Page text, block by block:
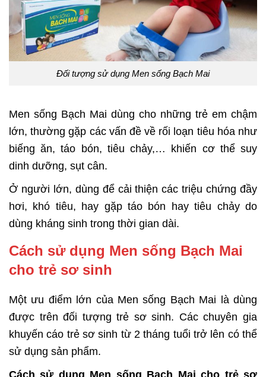
Đối tượng sử dụng Men sống Bạch Mai
Men sống Bạch Mai dùng cho những trẻ em chậm
lớn, thường gặp các vấn đề về rối loạn tiêu hóa như
biếng ăn, táo bón, tiêu chảy,… khiến cơ thể suy
dinh dưỡng, sụt cân.
Ở người lớn, dùng để cải thiện các triệu chứng đầy
hơi, khó tiêu, hay gặp táo bón hay tiêu chảy do
dùng kháng sinh trong thời gian dài.
Cách sử dụng Men sống Bạch Mai
cho trẻ sơ sinh
Một ưu điểm lớn của Men sống Bạch Mai là dùng
được trên đối tượng trẻ sơ sinh. Các chuyên gia
khuyến cáo trẻ sơ sinh từ 2 tháng tuổi trở lên có thể
sử dụng sản phẩm.